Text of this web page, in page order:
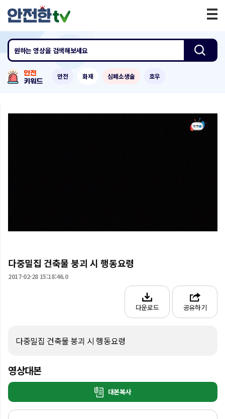
원하는 영상을 검색해보세요
안전 화재 심폐소생술 호우
다중밀집 건축물 붕괴 시 행동요령
2017-02-28 15:18:46.0
다운로드 공유하기
다중밀집 건축물 붕괴 시 행동요령
영상대본
대본복사